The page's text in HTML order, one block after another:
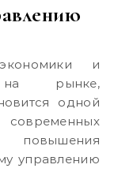
на рынке,
одной
современных
управлению